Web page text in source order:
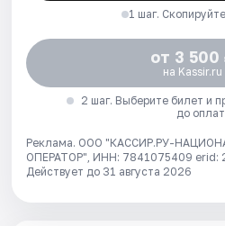
1 шаг.
от 3 500
на Kassir.ru
2 шаг. Выберите билет и
до
Реклама. ООО "КАССИР.РУ-
ОПЕРАТОР", ИНН: 7841075409 erid:
Действует до 31 августа 2026